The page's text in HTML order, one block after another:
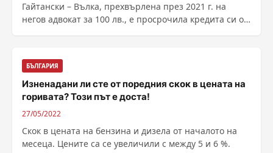
Гайтански – Вълка, прехвърлена през 2021 г. на
негов адвокат за 100 лв., е просрочила кредита си от
БЪЛГАРИЯ
Изненадани ли сте от поредния скок в цената на
горивата? Този път е доста!
27/05/2022
Скок в цената на бензина и дизела от началото на
месеца. Цените са се увеличили с между 5 и 6 %.